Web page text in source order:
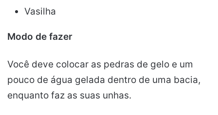
Vasilha
Modo de fazer
Você deve colocar as pedras de gelo e um
pouco de água gelada dentro de uma bacia,
enquanto faz as suas unhas.